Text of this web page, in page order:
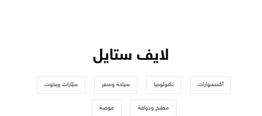
لايف ستايل
أكسسوارات تكنولوجيا سياحة وسفر سيّارات ويخوت
مطبخ وذواقة موضة